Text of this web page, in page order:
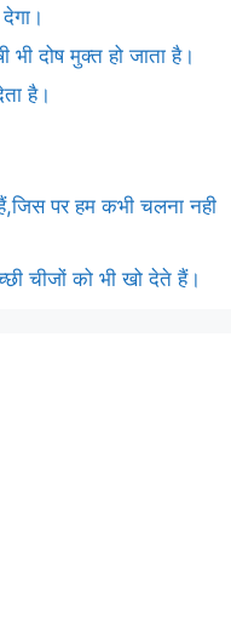
भी दोष मुक्त हो जाता है।
है।
पर हम कभी चलना नही
चीजों को भी खो देते हैं।